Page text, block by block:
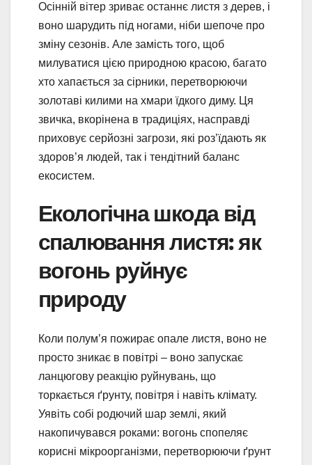
Осінній вітер зриває останнє листя з дерев, і
воно шарудить під ногами, ніби шепоче про
зміну сезонів. Але замість того, щоб
милуватися цією природною красою, багато
хто хапається за сірники, перетворюючи
золотаві килими на хмари їдкого диму. Ця
звичка, вкорінена в традиціях, насправді
приховує серйозні загрози, які роз’їдають як
здоров’я людей, так і тендітний баланс
екосистем.
Екологічна шкода від
спалювання листя: як
вогонь руйнує
природу
Коли полум’я пожирає опале листя, воно не
просто зникає в повітрі – воно запускає
ланцюгову реакцію руйнувань, що
торкається ґрунту, повітря і навіть клімату.
Уявіть собі родючий шар землі, який
накопичувався роками: вогонь спопеляє
корисні мікроорганізми, перетворюючи ґрунт